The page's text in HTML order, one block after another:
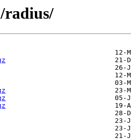
radius/